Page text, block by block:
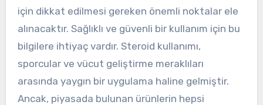
için dikkat edilmesi gereken önemli noktalar ele
alınacaktır. Sağlıklı ve güvenli bir kullanım için bu
bilgilere ihtiyaç vardır. Steroid kullanımı,
sporcular ve vücut geliştirme meraklıları
arasında yaygın bir uygulama haline gelmiştir.
Ancak, piyasada bulunan ürünlerin hepsi